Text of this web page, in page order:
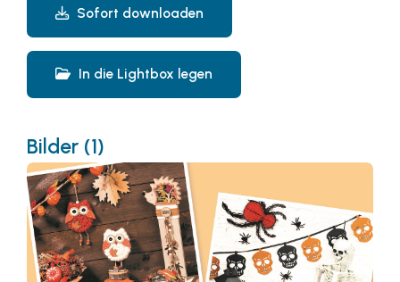
Sofort downloaden
In die Lightbox legen
Bilder (1)